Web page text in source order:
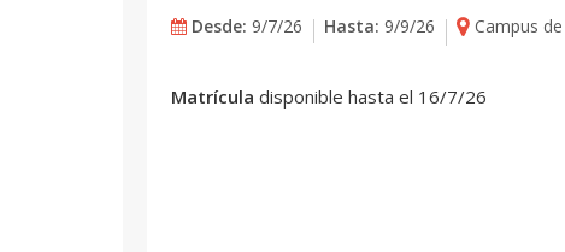
Desde: 9/7/26 Hasta: 9/9/26 Campus
Matrícula disponible hasta el 16/7/26